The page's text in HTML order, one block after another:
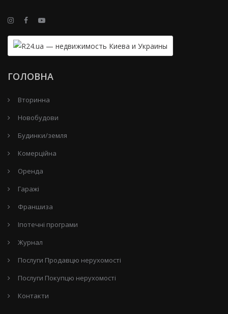
ГОЛОВНА
Вторинна
Новобудови
Будинки/земля
Комерційна
Оренда
Гаражі
Франшиза
Іпотечні програми
Журнал
Послуги Продавцю нерухомості
Послуги Покупцю нерухомості
Контакти